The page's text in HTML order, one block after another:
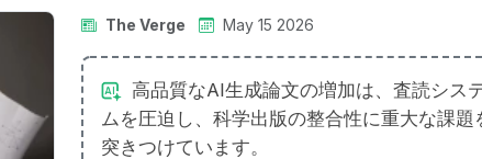
The Verge May 15 2026
高品質なAI生成論文の増加は、査読シス
ムを圧迫し、科学出版の整合性に重大な課題
突きつけています。